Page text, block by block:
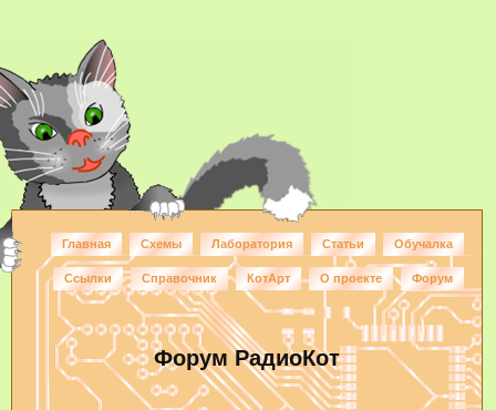
Главная Схемы Лаборатория Статьи Обучалка
Ссылки Справочник КотАрт О проекте Форум
Форум РадиоКот